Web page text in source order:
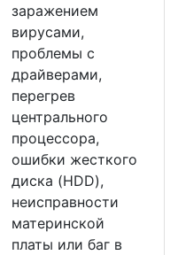
заражением
вирусами,
проблемы с
драйверами,
перегрев
центрального
процессора,
ошибки жесткого
диска (HDD),
неисправности
материнской
платы или баг в